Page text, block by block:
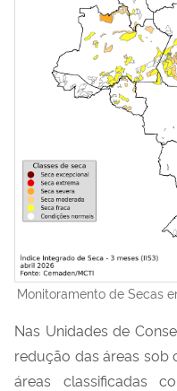
Monitoramento de Secas
Nas Unidades de
redução das áreas sob
áreas classificadas